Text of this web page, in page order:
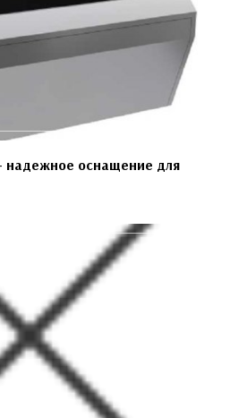
надежное оснащение для